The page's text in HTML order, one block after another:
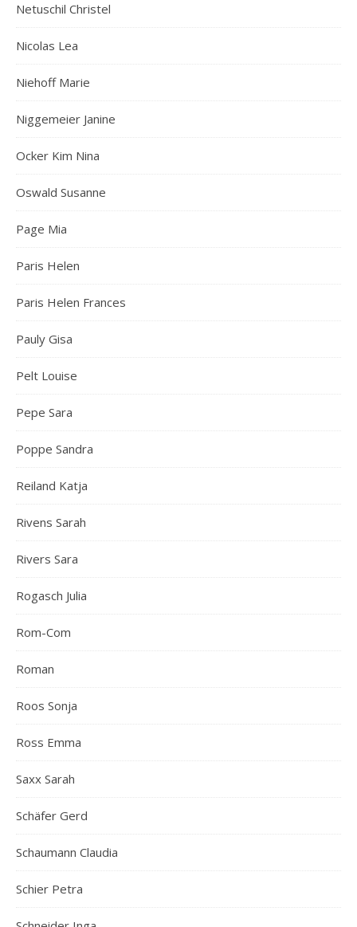
Netuschil Christel
Nicolas Lea
Niehoff Marie
Niggemeier Janine
Ocker Kim Nina
Oswald Susanne
Page Mia
Paris Helen
Paris Helen Frances
Pauly Gisa
Pelt Louise
Pepe Sara
Poppe Sandra
Reiland Katja
Rivens Sarah
Rivers Sara
Rogasch Julia
Rom-Com
Roman
Roos Sonja
Ross Emma
Saxx Sarah
Schäfer Gerd
Schaumann Claudia
Schier Petra